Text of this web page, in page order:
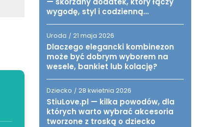
wygodę, styl i codzienną
Uroda / 21 maja 2026
Dlaczego elegancki kombinezon
może być dobrym wyborem na
wesele, bankiet lub kolację?
Dziecko / 28 kwietnia 2026
StiuLove.pl — kilka powodów, dla
których warto wybrać akcesoria
tworzone z troską o dziecko